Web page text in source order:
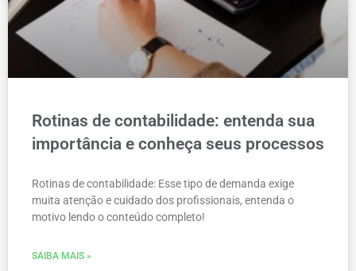
Rotinas de contabilidade: entenda sua
importância e conheça seus processos
Rotinas de contabilidade: Esse tipo de demanda exige
muita atenção e cuidado dos profissionais, entenda o
motivo lendo o conteúdo completo!
SAIBA MAIS »